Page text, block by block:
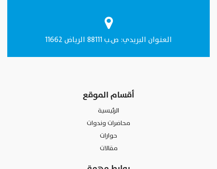
العنـوان البريدي: ص.ب 88111 الرياض 11662
أقسام الموقع
الرئيسية
محاضرات وندوات
حوارات
مقالات